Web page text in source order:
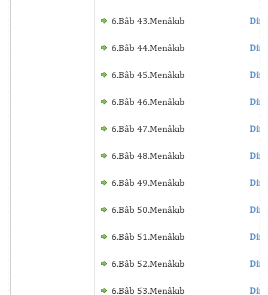
6.Bâb 43.Menâkıb
6.Bâb 44.Menâkıb
6.Bâb 45.Menâkıb
6.Bâb 46.Menâkıb
6.Bâb 47.Menâkıb
6.Bâb 48.Menâkıb
6.Bâb 49.Menâkıb
6.Bâb 50.Menâkıb
6.Bâb 51.Menâkıb
6.Bâb 52.Menâkıb
6.Bâb 53.Menâkıb